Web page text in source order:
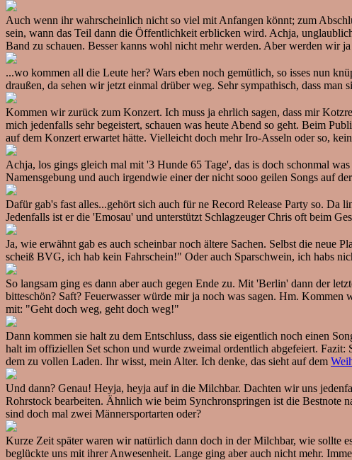
Auch wenn ihr wahrscheinlich nicht so viel mit Anfangen könnt; zum
sein, wann das Teil dann die Öffentlichkeit erblicken wird. Achja,
Band zu schauen. Besser kanns wohl nicht mehr werden. Aber werden wir ja
...wo kommen all die Leute her? Wars eben noch gemütlich, so isses nun
draußen, da sehen wir jetzt einmal drüber weg. Sehr sympathisch, dass
Kommen wir zurück zum Konzert. Ich muss ja ehrlich sagen, dass mir
mich jedenfalls sehr begeistert, schauen was heute Abend so geht. Beim
auf dem Konzert erwartet hätte. Vielleicht doch mehr Iro-Asseln oder so,
Achja, los gings gleich mal mit '3 Hunde 65 Tage', das is doch schonmal
Namensgebung und auch irgendwie einer der nicht sooo geilen Songs auf
Dafür gab's fast alles...gehört sich auch für ne Record Release Party so.
Jedenfalls ist er die 'Emosau' und unterstützt Schlagzeuger Chris oft beim
Ja, wie erwähnt gab es auch scheinbar noch ältere Sachen. Selbst die neue
scheiß BVG, ich hab kein Fahrschein!" Oder auch Sparschwein, ich habs
So langsam ging es dann aber auch gegen Ende zu. Mit 'Berlin' dann der
bitteschön? Saft? Feuerwasser würde mir ja noch was sagen. Hm.
mit: "Geht doch weg, geht doch weg!"
Dann kommen sie halt zu dem Entschluss, dass sie eigentlich noch einen
halt im offiziellen Set schon und wurde zweimal ordentlich abgefeiert.
dem zu vollen Laden. Ihr wisst, mein Alter. Ich denke, das sieht auf dem
Und dann? Genau! Heyja, heyja auf in die Milchbar. Dachten wir uns
Rohrstock bearbeiten. Ähnlich wie beim Synchronspringen ist die Bestnote
sind doch mal zwei Männersportarten oder?
Kurze Zeit später waren wir natürlich dann doch in der Milchbar, wie sollte
beglückte uns mit ihrer Anwesenheit. Lange ging aber auch nicht mehr.